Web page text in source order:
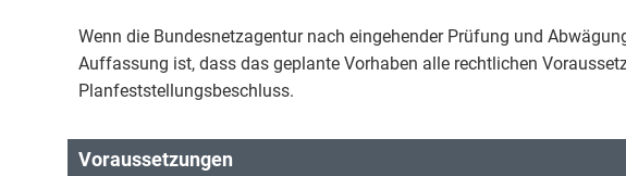
Wenn die Bundesnetzagentur nach eingehender Prüfung und
Auffassung ist, dass das geplante Vorhaben alle rechtlichen
Planfeststellungsbeschluss.
Voraussetzungen